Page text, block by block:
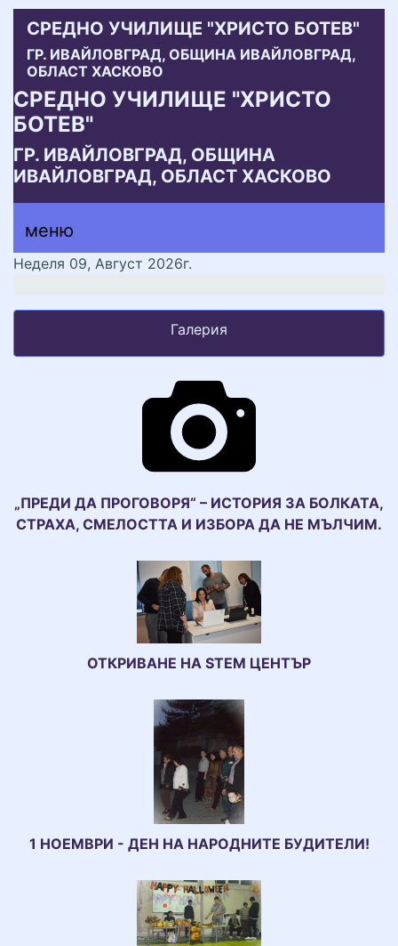
СРЕДНО УЧИЛИЩЕ "ХРИСТО БОТЕВ"
ГР. ИВАЙЛОВГРАД, ОБЩИНА ИВАЙЛОВГРАД,
ОБЛАСТ ХАСКОВО
СРЕДНО УЧИЛИЩЕ "ХРИСТО
БОТЕВ"
ГР. ИВАЙЛОВГРАД, ОБЩИНА
ИВАЙЛОВГРАД, ОБЛАСТ ХАСКОВО
меню горно
меню
меню
Неделя 09, Август 2026г.
Галерия
„ПРЕДИ ДА ПРОГОВОРЯ“ – ИСТОРИЯ ЗА БОЛКАТА,
СТРАХА, СМЕЛОСТТА И ИЗБОРА ДА НЕ МЪЛЧИМ.
ОТКРИВАНЕ НА STEM ЦЕНТЪР
1 НОЕМВРИ - ДЕН НА НАРОДНИТЕ БУДИТЕЛИ!